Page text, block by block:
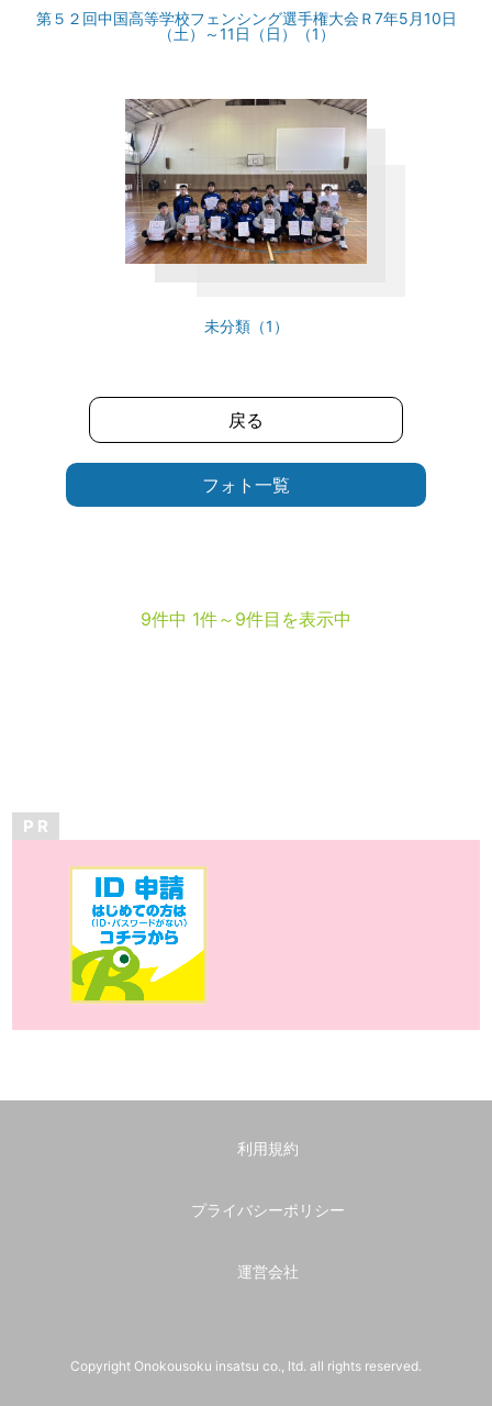
第５２回中国高等学校フェンシング選手権大会Ｒ7年5月10日
（土）～11日（日）（1）
未分類（1）
戻る
フォト一覧
9件中 1件～9件目を表示中
P R
利用規約
プライバシーポリシー
運営会社
Copyright Onokousoku insatsu co., ltd. all rights reserved.